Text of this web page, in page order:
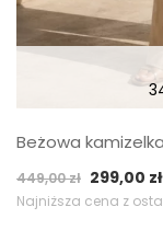
Beżowa
449,00zł Pierwotna
cena
299,00 zł
Najniższa cena z